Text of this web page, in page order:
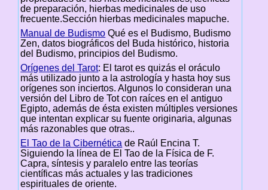
de preparación, hierbas medicinales de uso
frecuente.Sección hierbas medicinales mapuche.
Manual de Budismo Qué es el Budismo, Budismo
Zen, datos biográficos del Buda histórico, historia
del Budismo, principios del Budismo.
Orígenes del Tarot: El tarot es quizás el oráculo
más utilizado junto a la astrología y hasta hoy sus
orígenes son inciertos. Algunos lo consideran una
versión del Libro de Tot con raíces en el antiguo
Egipto, además de ésta existen múltiples versiones
que intentan explicar su fuente originaria, algunas
más razonables que otras..
El Tao de la Cibernética de Raúl Encina T.
Siguiendo la línea de El Tao de la Física de F.
Capra, síntesis y paralelo entre las teorías
científicas más actuales y las tradiciones
espirituales de oriente.